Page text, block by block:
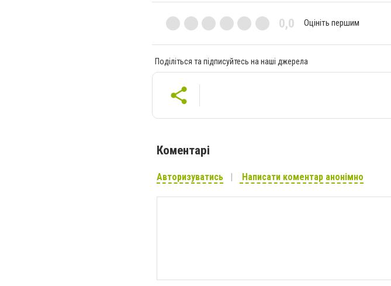
0,0 Оцініть першим
Поділіться та підписуйтесь на наші джерела
Коментарі
Авторизуватись Написати коментар анонімно